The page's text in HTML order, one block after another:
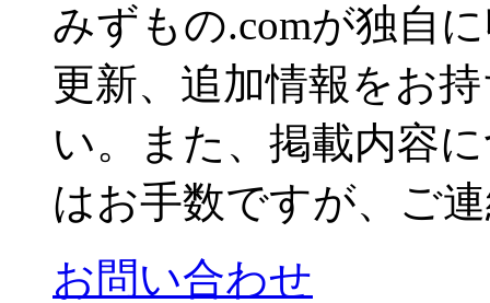
みずもの.comが独自
更新、追加情報をお
い。また、掲載内容
はお手数ですが、ご
お問い合わせ